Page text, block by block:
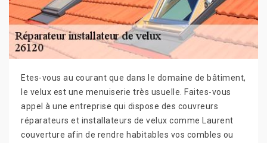
Etes-vous au courant que dans le domaine de bâtiment,
le velux est une menuiserie très usuelle. Faites-vous
appel à une entreprise qui dispose des couvreurs
réparateurs et installateurs de velux comme Laurent
couverture afin de rendre habitables vos combles ou